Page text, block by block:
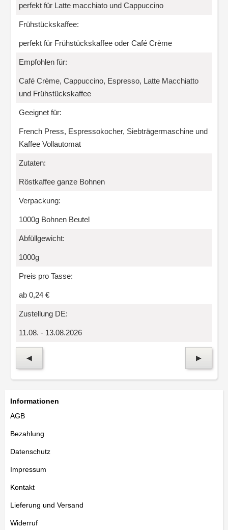
perfekt für Latte macchiato und Cappuccino
Frühstückskaffee:
perfekt für Frühstückskaffee oder Café Crème
Empfohlen für:
Café Crème, Cappuccino, Espresso, Latte Macchiatto
und Frühstückskaffee
Geeignet für:
French Press, Espressokocher, Siebträgermaschine und
Kaffee Vollautomat
Zutaten:
Röstkaffee ganze Bohnen
Verpackung:
1000g Bohnen Beutel
Abfüllgewicht:
1000g
Preis pro Tasse:
ab 0,24 €
Zustellung DE:
11.08. - 13.08.2026
◀ ▶
Informationen
AGB
Bezahlung
Datenschutz
Impressum
Kontakt
Lieferung und Versand
Widerruf